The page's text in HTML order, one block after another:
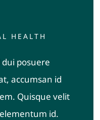
HEALTH
posuere
accumsan id
Quisque velit
id.